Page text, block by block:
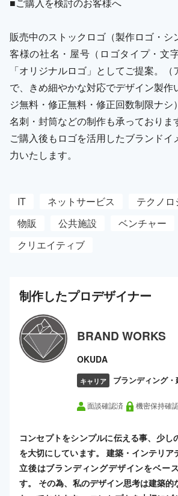
販売中のストックロゴ（製作ロゴ・シ
客様の社名・屋号（ロゴタイプ・文
「オリジナルロゴ」としてご提案。
で、きめ細やかな対応でデザイン製作
ジ無料・修正無料・修正回数制限ナシ）
名刺・封筒などの制作も承っておりま
ご購入後もロゴを活用したブランドイ
力いたします。
IT ネットサービス テクノロ
物販
公共施設
ベンチャー
クリエイティブ
制作したプロデザイナー
BRAND WORKS
OKUDA
キャリア ブランディング・
面談確認済 機密保持確
コンセプトをシンプルに伝える事、少し
を大切にしています。 建築・インテリア
立後はブランディングデザインをベー
す。 その為、私のデザイン思考は建築的